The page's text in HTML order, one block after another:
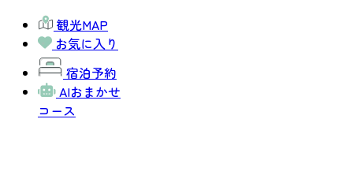
観光MAP
お気に入り
宿泊予約
AIおまかせ
コース